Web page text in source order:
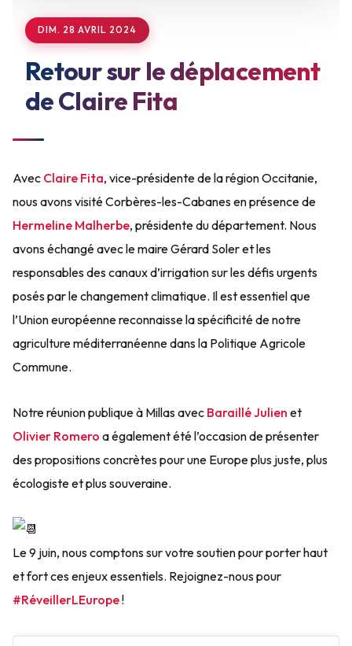
DIM. 28 AVRIL 2024
Retour sur le déplacement
de Claire Fita
Avec Claire Fita, vice-présidente de la région Occitanie,
nous avons visité Corbères-les-Cabanes en présence de
Hermeline Malherbe, présidente du département. Nous
avons échangé avec le maire Gérard Soler et les
responsables des canaux d’irrigation sur les défis urgents
posés par le changement climatique. Il est essentiel que
l’Union européenne reconnaisse la spécificité de notre
agricultureméditerranéenne dans la Politique Agricole
Commune.
Notre réunion publique à Millas avec Baraillé Julien et
Olivier Romero a également été l’occasion de présenter
des propositions concrètes pour une Europe plus juste, plus
écologiste et plus souveraine.
Le 9 juin, nous comptons sur votre soutien pour porter haut
et fort ces enjeux essentiels. Rejoignez-nous pour
#RéveillerLEurope!